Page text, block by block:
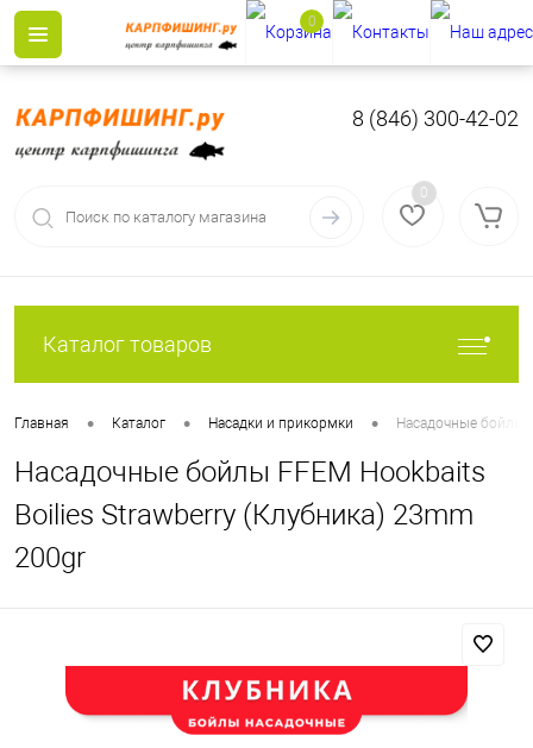
8 (846) 300-42-02
0
Каталог товаров
Главная • Каталог • Насадки и прикормки • Насадочные бойлы
Насадочные бойлы FFEM Hookbaits
Boilies Strawberry (Клубника) 23mm
200gr
0